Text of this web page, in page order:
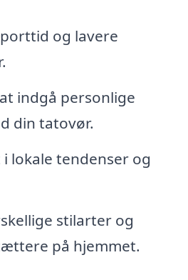
og lavere
indgå personlige
din tatovør.
lokale tendenser og
stilarter og
på hjemmet.